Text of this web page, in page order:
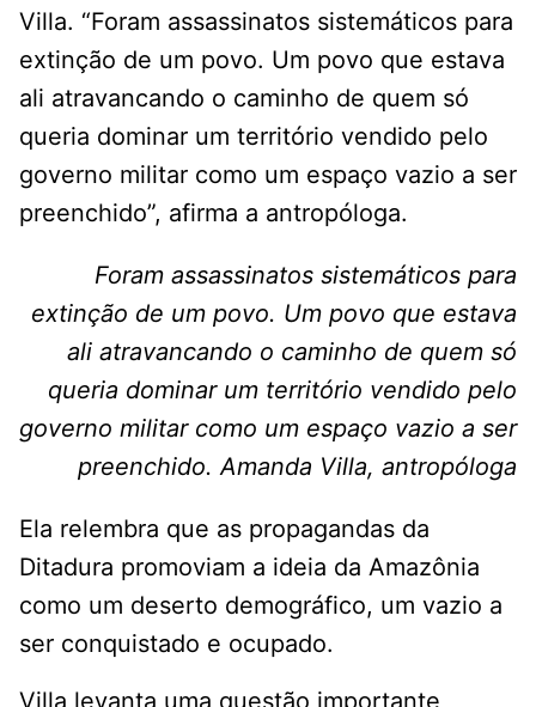
Villa. “Foram assassinatos sistemáticos para
extinção de um povo. Um povo que estava
ali atravancando o caminho de quem só
queria dominar um território vendido pelo
governo militar como um espaço vazio a ser
preenchido”, afirma a antropóloga.
Foram assassinatos sistemáticos para
extinção de um povo. Um povo que estava
ali atravancando o caminho de quem só
queria dominar um território vendido pelo
governo militar como um espaço vazio a ser
preenchido. Amanda Villa, antropóloga
Ela relembra que as propagandas da
Ditadura promoviam a ideia da Amazônia
como um deserto demográfico, um vazio a
ser conquistado e ocupado.